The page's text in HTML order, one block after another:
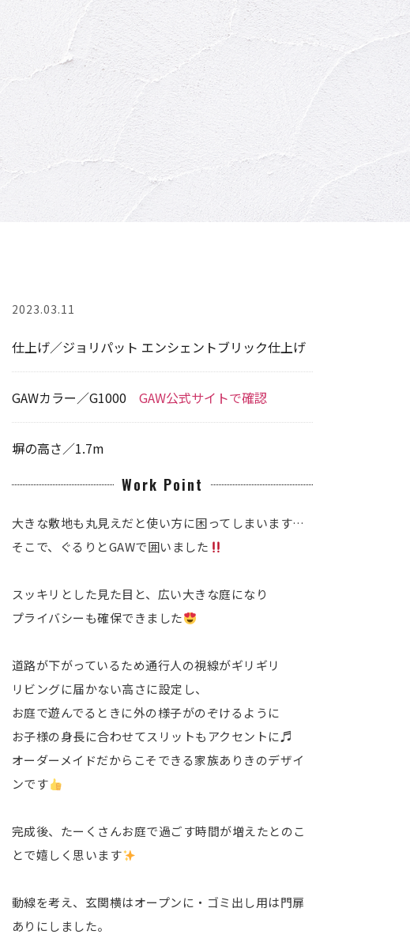
2023.03.11
仕上げ／ジョリパット エンシェントブリック仕上げ
GAWカラー／G1000 GAW公式サイトで確認
塀の高さ／1.7m
Work Point
大きな敷地も丸見えだと使い方に困ってしまいます…
そこで、ぐるりとGAWで囲いました
スッキリとした見た目と、広い大きな庭になり
プライバシーも確保できました
道路が下がっているため通行人の視線がギリギリ
リビングに届かない高さに設定し、
お庭で遊んでるときに外の様子がのぞけるように
お子様の身長に合わせてスリットもアクセントに♬
オーダーメイドだからこそできる家族ありきのデザイ
ンです
完成後、たーくさんお庭で過ごす時間が増えたとのこ
とで嬉しく思います
動線を考え、玄関横はオープンに・ゴミ出し用は門扉
ありにしました。